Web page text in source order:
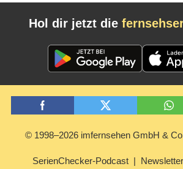
Hol dir jetzt die
© 1998–2026 imfernsehen GmbH &
SerienChecker-Podcast Newsletter